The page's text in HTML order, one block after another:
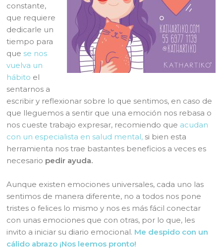
constante,
que requiere
dedicarle un
tiempo para
que se nos
vuelva un
hábito el
sentarnos a
escribir y reflexionar sobre lo que sentimos, en caso de
que lleguemos a sentir que una emoción nos rebasa o
nos cueste trabajo expresar, recomiendo que acudan
con un especialista en salud mental, si bien esta
herramienta nos trae bastantes beneficios a veces es
necesario pedir ayuda.
Aunque existen emociones universales, cada uno las
sentimos de manera diferente, no a todos nos pone
tristes o felices lo mismo y nos es más fácil conectar
con unas emociones que con otras, por lo que, les
invito a iniciar su diario emocional. Me despido con un
cálido abrazo ¡Nos leemos pronto!